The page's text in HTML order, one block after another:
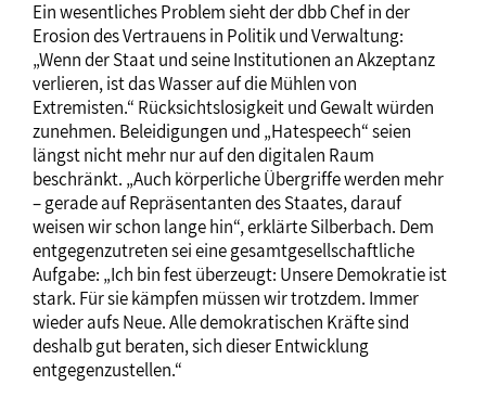
Ein wesentliches Problem sieht der dbb Chef in der
Erosion des Vertrauens in Politik und Verwaltung:
„Wenn der Staat und seine Institutionen an Akzeptanz
verlieren, ist das Wasser auf die Mühlen von
Extremisten.“ Rücksichtslosigkeit und Gewalt würden
zunehmen. Beleidigungen und „Hatespeech“ seien
längst nicht mehr nur auf den digitalen Raum
beschränkt. „Auch körperliche Übergriffe werden mehr
– gerade auf Repräsentanten des Staates, darauf
weisen wir schon lange hin“, erklärte Silberbach. Dem
entgegenzutreten sei eine gesamtgesellschaftliche
Aufgabe: „Ich bin fest überzeugt: Unsere Demokratie ist
stark. Für sie kämpfen müssen wir trotzdem. Immer
wieder aufs Neue. Alle demokratischen Kräfte sind
deshalb gut beraten, sich dieser Entwicklung
entgegenzustellen.“